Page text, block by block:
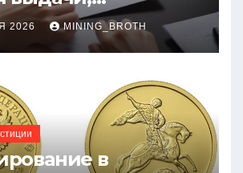
ставки и
к заемщикам
2026 MINING_BROTH
в